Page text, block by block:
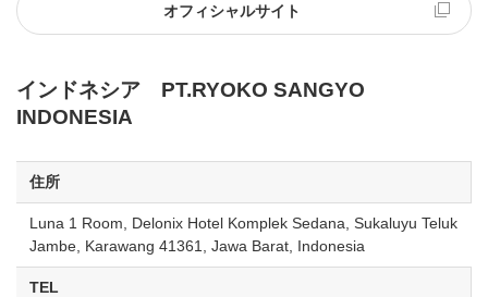
オフィシャルサイト
インドネシア PT.RYOKO SANGYO
INDONESIA
住所
Luna 1 Room, Delonix Hotel Komplek Sedana, Sukaluyu Teluk
Jambe, Karawang 41361, Jawa Barat, Indonesia
TEL